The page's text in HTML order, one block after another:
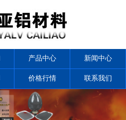
产品中心 新闻中心
价格行情 联系我们